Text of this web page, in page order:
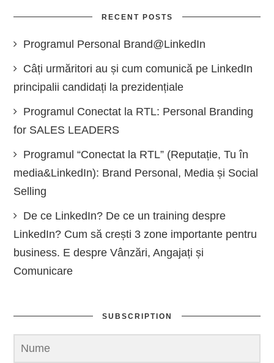
RECENT POSTS
Programul Personal Brand@LinkedIn
Câți urmăritori au și cum comunică pe LinkedIn
principalii candidați la prezidențiale
Programul Conectat la RTL: Personal Branding
for SALES LEADERS
Programul “Conectat la RTL” (Reputație, Tu în
media&LinkedIn): Brand Personal, Media și Social
Selling
De ce LinkedIn? De ce un training despre
LinkedIn? Cum să crești 3 zone importante pentru
business. E despre Vânzări, Angajați și
Comunicare
SUBSCRIPTION